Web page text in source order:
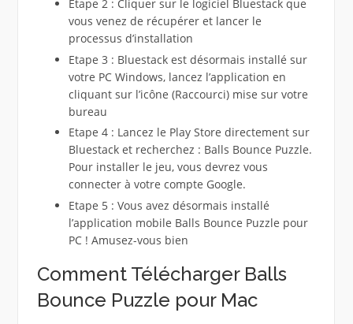
Etape 2 : Cliquer sur le logiciel Bluestack que
vous venez de récupérer et lancer le
processus d’installation
Etape 3 : Bluestack est désormais installé sur
votre PC Windows, lancez l’application en
cliquant sur l’icône (Raccourci) mise sur votre
bureau
Etape 4 : Lancez le Play Store directement sur
Bluestack et recherchez : Balls Bounce Puzzle.
Pour installer le jeu, vous devrez vous
connecter à votre compte Google.
Etape 5 : Vous avez désormais installé
l’application mobile Balls Bounce Puzzle pour
PC ! Amusez-vous bien
Comment Télécharger Balls
Bounce Puzzle pour Mac